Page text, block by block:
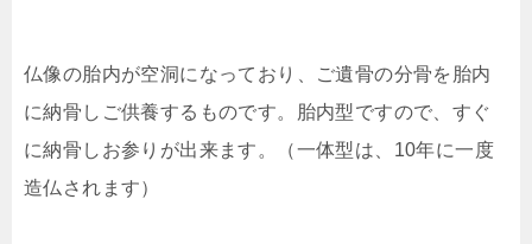
仏像の胎内が空洞になっており、ご遺骨の分骨を胎内
に納骨しご供養するものです。胎内型ですので、すぐ
に納骨しお参りが出来ます。（一体型は、10年に一度
造仏されます）